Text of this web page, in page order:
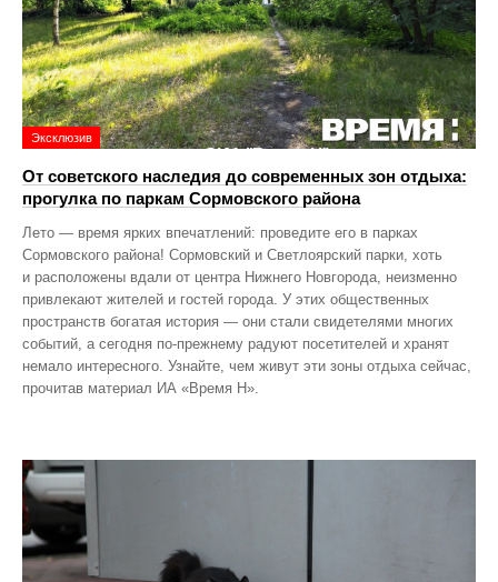
Эксклюзив
От советского наследия до современных зон отдыха:
прогулка по паркам Сормовского района
Лето — время ярких впечатлений: проведите его в парках
Сормовского района! Сормовский и Светлоярский парки, хоть
и расположены вдали от центра Нижнего Новгорода, неизменно
привлекают жителей и гостей города. У этих общественных
пространств богатая история — они стали свидетелями многих
событий, а сегодня по‑прежнему радуют посетителей и хранят
немало интересного. Узнайте, чем живут эти зоны отдыха сейчас,
прочитав материал ИА «Время Н».